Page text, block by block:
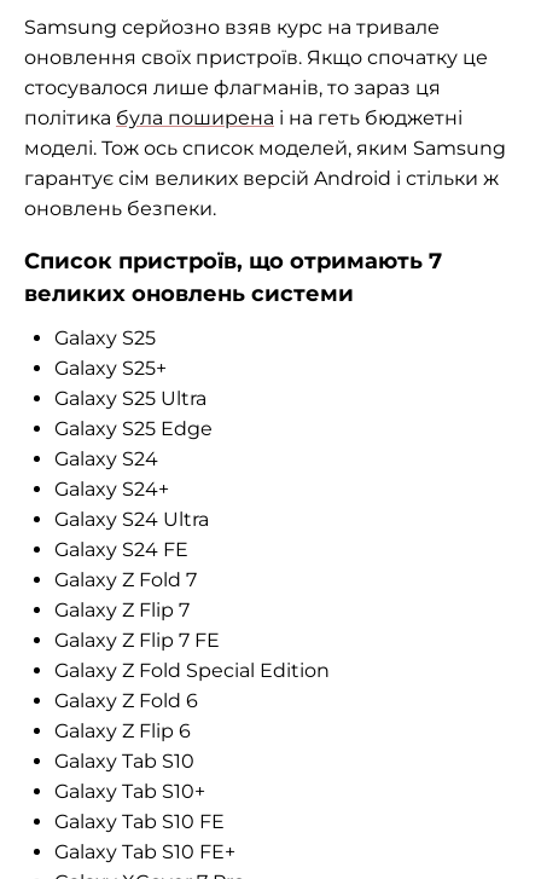
Samsung серйозно взяв курс на тривале
оновлення своїх пристроїв. Якщо спочатку це
стосувалося лише флагманів, то зараз ця
політика була поширена і на геть бюджетні
моделі. Тож ось список моделей, яким Samsung
гарантує сім великих версій Android і стільки ж
оновлень безпеки.
Список пристроїв, що отримають 7
великих оновлень системи
Galaxy S25
Galaxy S25+
Galaxy S25 Ultra
Galaxy S25 Edge
Galaxy S24
Galaxy S24+
Galaxy S24 Ultra
Galaxy S24 FE
Galaxy Z Fold 7
Galaxy Z Flip 7
Galaxy Z Flip 7 FE
Galaxy Z Fold Special Edition
Galaxy Z Fold 6
Galaxy Z Flip 6
Galaxy Tab S10
Galaxy Tab S10+
Galaxy Tab S10 FE
Galaxy Tab S10 FE+